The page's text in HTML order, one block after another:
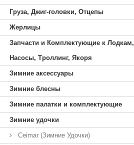
Груза, Джиг-головки, Отцепы
Жерлицы
Запчасти и Комплектующие к Лодкам,
Насосы, Троллинг, Якоря
Зимние аксессуары
Зимние блесны
Зимние палатки и комплектующие
Зимние удочки
Ceimar (Зимние Удочки)